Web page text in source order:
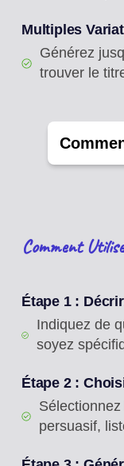
Multiples
Générez
trouver le
Comment
Étape 1 :
Indiquez de
soyez
Étape 2 :
persuasif,